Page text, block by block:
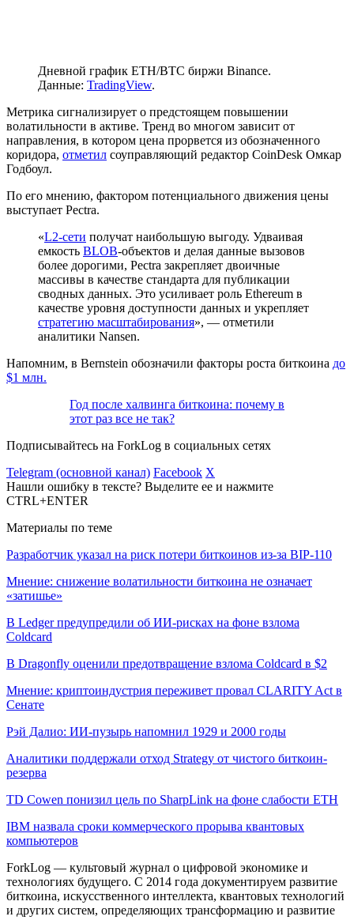
Дневной график ETH/BTC биржи Binance.
Данные: TradingView.
Метрика сигнализирует о предстоящем повышении
волатильности в активе. Тренд во многом зависит от
направления, в котором цена прорвется из обозначенного
коридора, отметил соуправляющий редактор CoinDesk Омкар
Годбоул.
По его мнению, фактором потенциального движения цены
выступает Pectra.
«L2-сети получат наибольшую выгоду. Удваивая
емкость BLOB-объектов и делая данные вызовов
более дорогими, Pectra закрепляет двоичные
массивы в качестве стандарта для публикации
сводных данных. Это усиливает роль Ethereum в
качестве уровня доступности данных и укрепляет
стратегию масштабирования», — отметили
аналитики Nansen.
Напомним, в Bernstein обозначили факторы роста биткоина до
$1 млн.
Год после халвинга биткоина: почему в
этот раз все не так?
Подписывайтесь на ForkLog в социальных сетях
Telegram (основной канал) Facebook X
Нашли ошибку в тексте? Выделите ее и нажмите
CTRL+ENTER
Материалы по теме
Разработчик указал на риск потери биткоинов из-за BIP-110
Мнение: снижение волатильности биткоина не означает
«затишье»
В Ledger предупредили об ИИ-рисках на фоне взлома
Coldcard
В Dragonfly оценили предотвращение взлома Coldcard в $2
Мнение: криптоиндустрия переживет провал CLARITY Act в
Сенате
Рэй Далио: ИИ-пузырь напомнил 1929 и 2000 годы
Аналитики поддержали отход Strategy от чистого биткоин-
резерва
TD Cowen понизил цель по SharpLink на фоне слабости ETH
IBM назвала сроки коммерческого прорыва квантовых
компьютеров
ForkLog — культовый журнал о цифровой экономике и
технологиях будущего. С 2014 года документируем развитие
биткоина, искусственного интеллекта, квантовых технологий
и других систем, определяющих трансформацию и развитие